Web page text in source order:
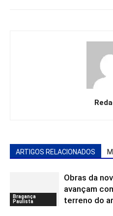
ARTIGOS RELACIONADOS
Bragança
Paulista
Obras da
avançam
terreno do